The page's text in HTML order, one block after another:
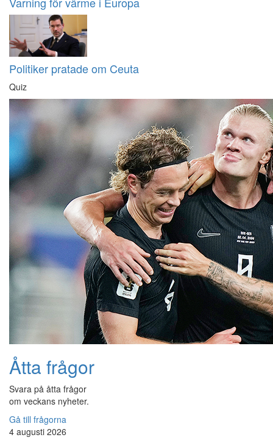
Politiker pratade om Ceuta
Quiz
Åtta frågor
Svara på åtta frågor
om veckans nyheter.
Gå till frågorna
4 augusti 2026